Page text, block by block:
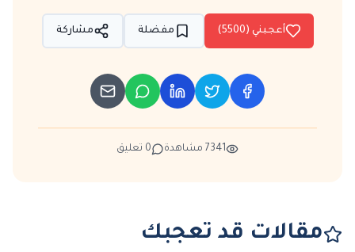
أعجبني (5500
) مفضلة مشاركة
7341 مشاهدة 0 تعليق
مقالات قد تعجبك